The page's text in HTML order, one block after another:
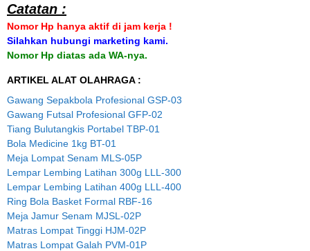
Catatan :
Nomor Hp hanya aktif di jam kerja !
Silahkan hubungi marketing kami.
Nomor Hp diatas ada WA-nya.
ARTIKEL ALAT OLAHRAGA :
Gawang Sepakbola Profesional GSP-03
Gawang Futsal Profesional GFP-02
Tiang Bulutangkis Portabel TBP-01
Bola Medicine 1kg BT-01
Meja Lompat Senam MLS-05P
Lempar Lembing Latihan 300g LLL-300
Lempar Lembing Latihan 400g LLL-400
Ring Bola Basket Formal RBF-16
Meja Jamur Senam MJSL-02P
Matras Lompat Tinggi HJM-02P
Matras Lompat Galah PVM-01P